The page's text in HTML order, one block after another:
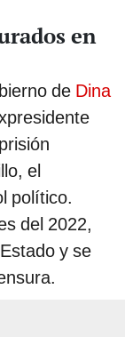
en
de Dina
el
político.
del 2022,
y se